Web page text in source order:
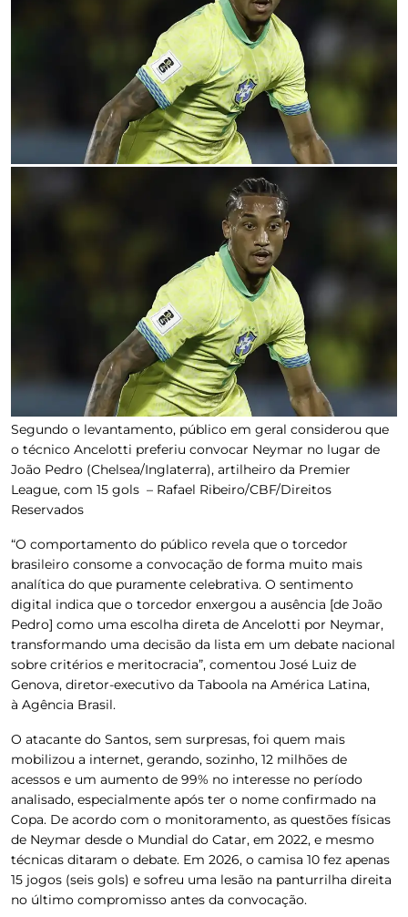
Segundo o levantamento, público em geral considerou que
o técnico Ancelotti preferiu convocar Neymar no lugar de
João Pedro (Chelsea/Inglaterra), artilheiro da Premier
League, com 15 gols – Rafael Ribeiro/CBF/Direitos
Reservados
“O comportamento do público revela que o torcedor
brasileiro consome a convocação de forma muito mais
analítica do que puramente celebrativa. O sentimento
digital indica que o torcedor enxergou a ausência [de João
Pedro] como uma escolha direta de Ancelotti por Neymar,
transformando uma decisão da lista em um debate nacional
sobre critérios e meritocracia”, comentou José Luiz de
Genova, diretor-executivo da Taboola na América Latina,
à Agência Brasil.
O atacante do Santos, sem surpresas, foi quem mais
mobilizou a internet, gerando, sozinho, 12 milhões de
acessos e um aumento de 99% no interesse no período
analisado, especialmente após ter o nome confirmado na
Copa. De acordo com o monitoramento, as questões físicas
de Neymar desde o Mundial do Catar, em 2022, e mesmo
técnicas ditaram o debate. Em 2026, o camisa 10 fez apenas
15 jogos (seis gols) e sofreu uma lesão na panturrilha direita
no último compromisso antes da convocação.